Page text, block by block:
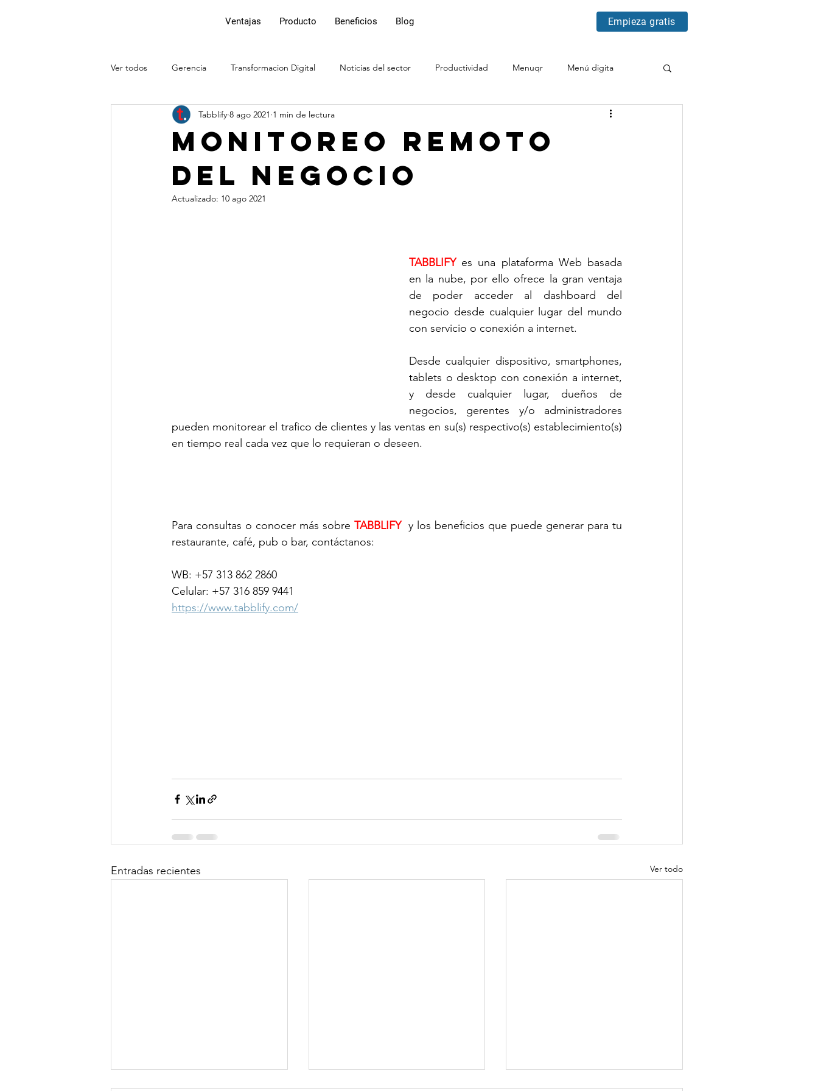
Ventajas Producto Beneficios Blog Empieza gratis
Ver todos Gerencia Transformacion Digital Noticias del sector Productividad Menuqr Menú digita
Menú digital Restaurante Bar Cafés
Monitoreo Remoto
del Negocio
Tabblify 8 ago 2021 1 min de lectura
Actualizado: 10 ago 2021
TABBLIFY es una plataforma Web basada
en la nube, por ello ofrece la gran ventaja
de poder acceder al dashboard del
negocio desde cualquier lugar del mundo
con servicio o conexión a internet.
Desde cualquier dispositivo, smartphones,
tablets o desktop con conexión a internet,
y desde cualquier lugar, dueños de
negocios, gerentes y/o administradores
pueden monitorear el trafico de clientes y las ventas en su(s) respectivo(s) establecimiento(s)
en tiempo real cada vez que lo requieran o deseen.
Para consultas o conocer más sobre TABBLIFY
  y los beneficios que puede generar para tu
restaurante, café, pub o bar, contáctanos:
WB: +57 313 862 2860
Celular: +57 316 859 9441
https://www.tabblify.com/
Entradas recientes Ver todo